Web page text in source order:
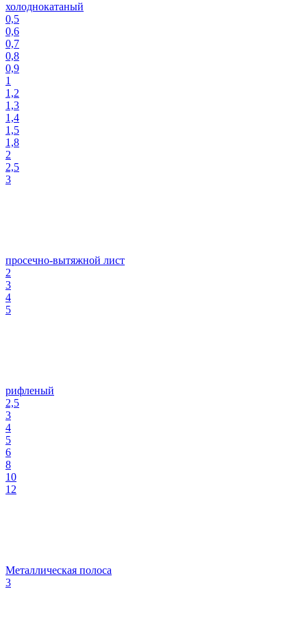
холоднокатаный
0,5
0,6
0,7
0,8
0,9
1
1,2
1,3
1,4
1,5
1,8
2
2,5
3
просечно-вытяжной лист
2
3
4
5
рифленый
2,5
3
4
5
6
8
10
12
Металлическая полоса
3